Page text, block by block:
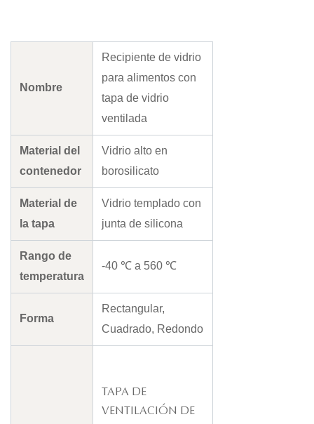
Nombre
Recipiente de vidrio
para alimentos con
tapa de vidrio
ventilada
Material del
contenedor
Vidrio alto en
borosilicato
Material de
la tapa
Vidrio templado con
junta de silicona
Rango de
temperatura
-40 ℃ a 560 ℃
Forma
Rectangular,
Cuadrado, Redondo
TAPA DE
VENTILACIÓN DE